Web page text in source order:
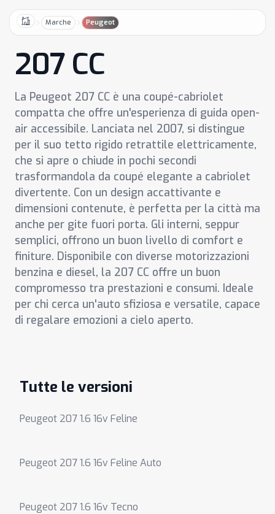
HomeMarche Peugeot
207 CC
La Peugeot 207 CC è una coupé-cabriolet
compatta che offre un'esperienza di guida open-
air accessibile. Lanciata nel 2007, si distingue
per il suo tetto rigido retrattile elettricamente,
che si apre o chiude in pochi secondi
trasformandola da coupé elegante a cabriolet
divertente. Con un design accattivante e
dimensioni contenute, è perfetta per la città ma
anche per gite fuori porta. Gli interni, seppur
semplici, offrono un buon livello di comfort e
finiture. Disponibile con diverse motorizzazioni
benzina e diesel, la 207 CC offre un buon
compromesso tra prestazioni e consumi. Ideale
per chi cerca un'auto sfiziosa e versatile, capace
di regalare emozioni a cielo aperto.
Tutte le versioni
Peugeot 207 1.6 16v Feline
Peugeot 207 1.6 16v Feline Auto
Peugeot 207 1.6 16v Tecno